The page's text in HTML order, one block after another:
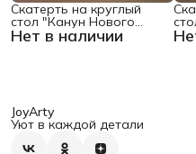
Нет в наличии
Скатерть на круглый
стол "Канун Нового
Года", 150х150 , серия
JoyArty
Уют в каждой детали